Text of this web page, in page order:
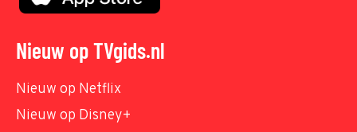
Nieuw op TVgids.nl
Nieuw op Netflix
Nieuw op Disney+